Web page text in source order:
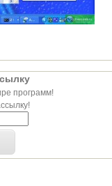
программ!